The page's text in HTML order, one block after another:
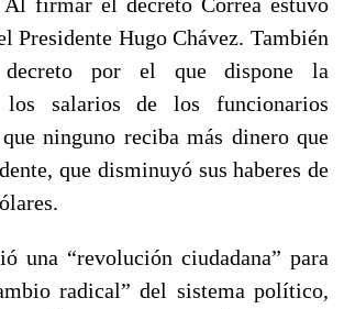
Presidente Hugo Chávez. También
por el que dispone la
los salarios de los funcionarios
ninguno reciba más dinero que
que disminuyó sus haberes de
una “revolución ciudadana” para
radical” del sistema político,